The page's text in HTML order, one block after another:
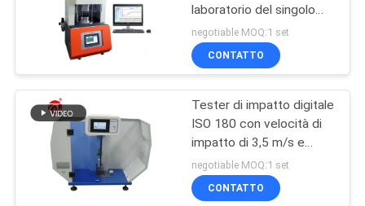
MAPPAMiscelatore di
Banbury
32
laboratorio del singolo
del chip reometro di
controllo senza rotore
negotiable MOQ:1 set
CONTATTO
Tester di impatto digitale
ISO 180 con velocità di
impatto di 3,5 m/s e
distanza centro-centro di
335 mm
negotiable MOQ:1 set
CONTATTO